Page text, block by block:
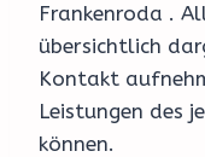
Frankenroda .
übersichtlich
Kontakt
Leistungen des
können.